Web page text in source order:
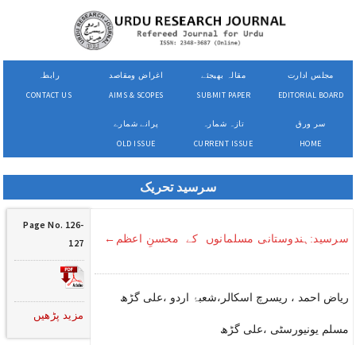
رابطہ
CONTACT US
اغراض ومقاصد
AIMS & SCOPES
مقالہ بھیجئے
SUBMIT PAPER
مجلس ادارت
EDITORIAL BOARD
پرانے شمارے
OLD ISSUE
تازہ شمارہ
CURRENT ISSUE
سر ورق
HOME
سرسید تحریک
سرسید:ہندوستانی مسلمانوں کے محسنِ اعظم←
ریاض احمد ، ریسرچ اسکالر،شعبۂ اردو ،علی گڑھ
مسلم یونیورسٹی ،علی گڑھ
Page No. 126-
127
مزید پڑھیں